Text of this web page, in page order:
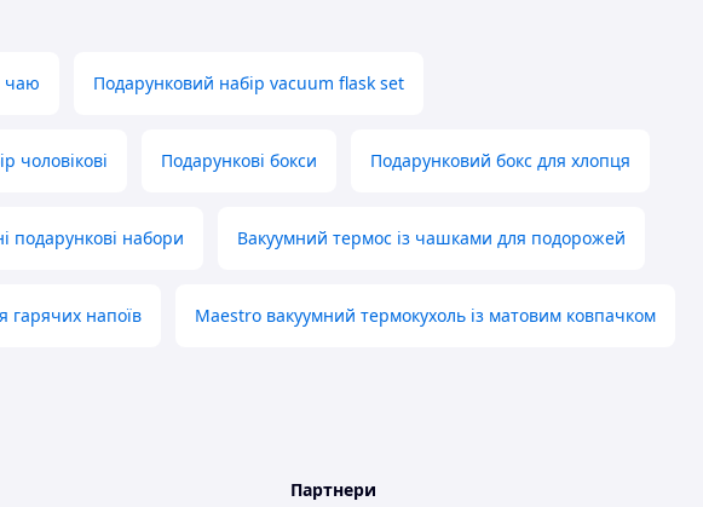
чаю Подарунковий набір vacuum flask set
чоловікові Подарункові бокси Подарунковий бокс для хлопця
подарункові набори Вакуумний термос із чашками для подорожей
гарячих напоїв Maestro вакуумний термокухоль із матовим ковпачком
Партнери